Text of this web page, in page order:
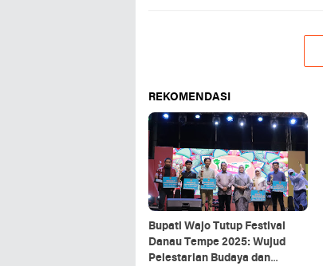
REKOMENDASI
Bupati Wajo Tutup Festival
Danau Tempe 2025: Wujud
Pelestarian Budaya dan